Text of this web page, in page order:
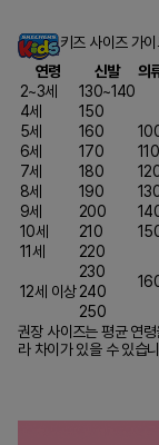
키즈 사이즈 가
연령
신발 의
2~3세
130~140
4세
150
5세
160
6세
170 110
7세
180
8세
190
9세
200
10세
210
11세
220
12세 이상
230
240
250
권장 사이즈는 평균 연
라 차이가 있을 수 있습